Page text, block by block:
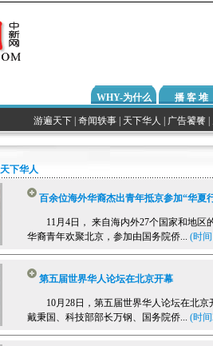
WHY-为什么 播 客 堆
游遍天下 奇闻轶事 天下华人 广告饕餮
天下华人
百余位海外华裔杰出青年抵京参加“华夏
11月4日， 来自海内外27个国家和地区
华裔青年欢聚北京，参加由国务院侨... (时
第五届世界华人论坛在北京开幕
10月28日，第五届世界华人论坛在北京
戴秉国、科技部部长万钢、国务院侨... (时